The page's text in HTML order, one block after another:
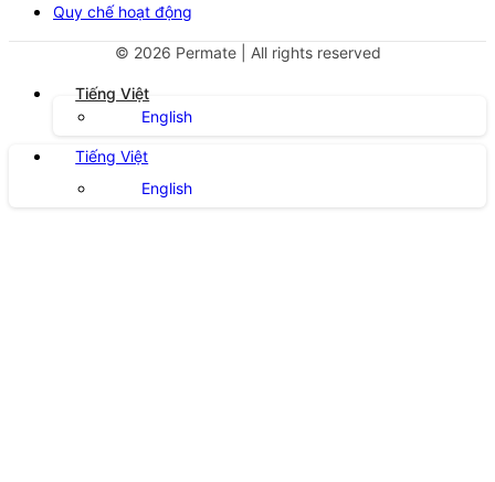
Quy chế hoạt động
© 2026 Permate | All rights reserved
Tiếng Việt
English
Tiếng Việt
English